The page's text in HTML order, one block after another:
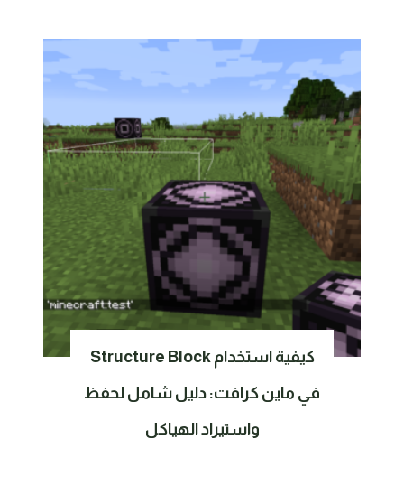
كيفية استخدام Structure Block
في ماين كرافت: دليل شامل لحفظ
واستيراد الهياكل